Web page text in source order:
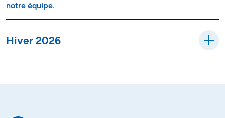
notre équipe.
Hiver 2026